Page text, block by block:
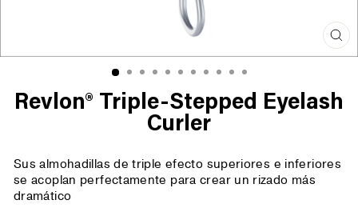
Revlon® Triple-Stepped Eyelash
Curler
Sus almohadillas de triple efecto superiores e inferiores
se acoplan perfectamente para crear un rizado más
dramático